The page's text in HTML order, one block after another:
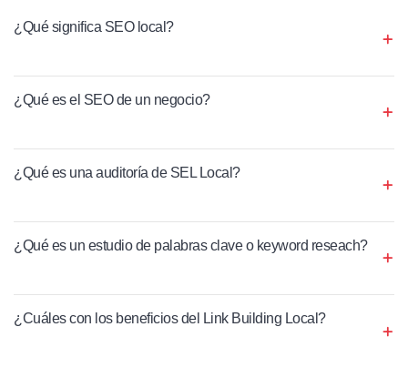
¿Qué significa SEO local?
¿Qué es el SEO de un negocio?
¿Qué es una auditoría de SEL Local?
¿Qué es un estudio de palabras clave o keyword reseach?
¿Cuáles con los beneficios del Link Building Local?